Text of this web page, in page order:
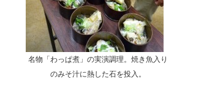
名物「わっぱ煮」の実演調理。焼き魚入り
のみそ汁に熱した石を投入。